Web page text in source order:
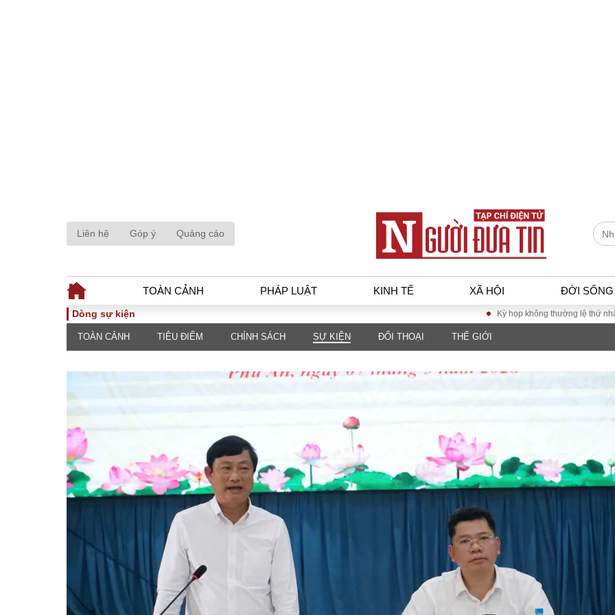
Liên hệ Góp ý Quảng cáo
TOÀN CẢNH PHÁP LUẬT KINH TẾ XÃ HỘI ĐỜI SỐNG
TOÀN CẢNH PHÁP LUẬT
luật
An ninh - Hình sự
KINH TẾ
Hồ sơ doanh
nghiệp
Xu hướng thị
trường
Tiêu dùng và dư
Công nghệ
Môi trường
ĐA CHIỀU
Quan điểm
INFOCUS
Dòng sự kiện Kỳ họp không thường lệ thứ nhất, Quốc
TOÀN CẢNH TIÊU ĐIỂM CHÍNH SÁCH SỰ KIỆN ĐỐI THOẠI THẾ GIỚI